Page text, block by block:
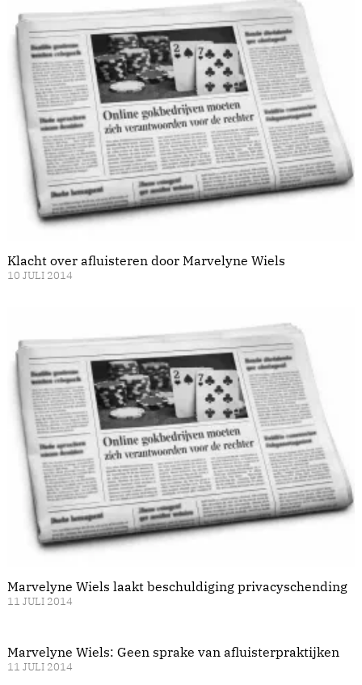
Klacht over afluisteren door Marvelyne Wiels
10 JULI 2014
Marvelyne Wiels laakt beschuldiging privacyschending
11 JULI 2014
Marvelyne Wiels: Geen sprake van afluisterpraktijken
11 JULI 2014